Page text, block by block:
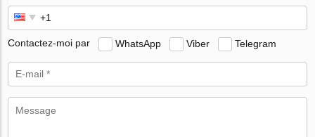
Contactez-moi par WhatsApp Viber Telegram